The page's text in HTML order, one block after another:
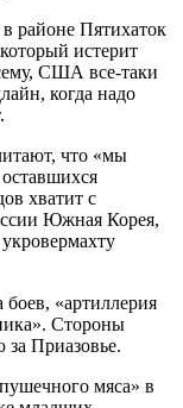
районе Пятихаток
истерит
США все-таки
когда надо
что «мы
хватит с
Южная Корея,
«артиллерия
Стороны
Приазовье.
мяса» в